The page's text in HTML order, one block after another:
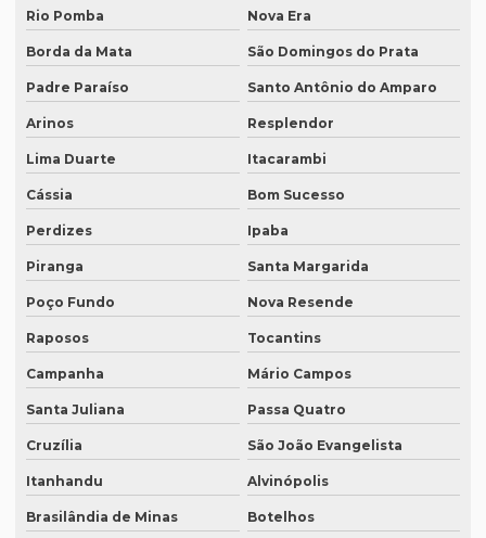
Intérprete para reuniões
Intérprete para seminários
Intérprete simultâneo em bh
Intérprete simultâneo espanhol em bh
Intérprete simultâneo espanhol rio de janeiro
Intérprete simultâneo inglês em bh
Intérprete simultâneo inglês rj
Intérprete de videoconferência
Intérprete para webinars
Intérpretes para conferências
Intérpretes para eventos corporativos
Lauda de tradução
Legendagem em espanhol
Rio Pomba Nova Era
Borda da Mata São Domingos do Prata
Padre Paraíso Santo Antônio do Amparo
Arinos Resplendor
Lima Duarte Itacarambi
Cássia Bom Sucesso
Perdizes Ipaba
Piranga Santa Margarida
Poço Fundo Nova Resende
Raposos Tocantins
Campanha Mário Campos
Santa Juliana Passa Quatro
Cruzília São João Evangelista
Itanhandu Alvinópolis
Brasilândia de Minas Botelhos